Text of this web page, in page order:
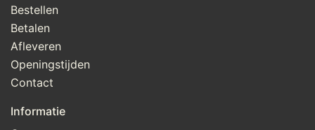
Bestellen
Betalen
Afleveren
Openingstijden
Contact
Informatie